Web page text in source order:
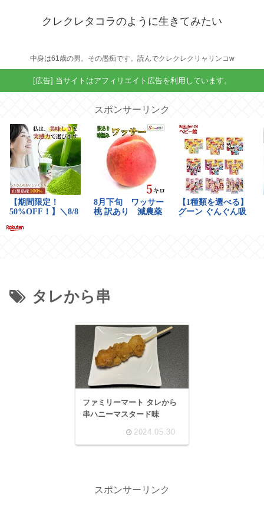
クレクレタコラのように生きてみたい
中身は61歳の男。その愚痴です。読んでクレクレクリャリンコw
[広告] 当サイトはアフィリエイト広告を利用しています。
スポンサーリンク
タレから串
ファミリーマート タレから
串ハニーマスタード味
2024.05.30
スポンサーリンク